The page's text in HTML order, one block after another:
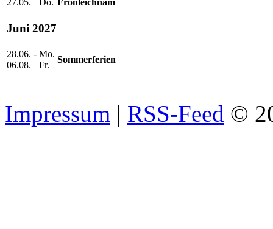
27.05. Do. Fronleichnam
Juni 2027
28.06. -
06.08.
Mo.
Fr.
Sommerferien
Impressum | RSS-Feed ©